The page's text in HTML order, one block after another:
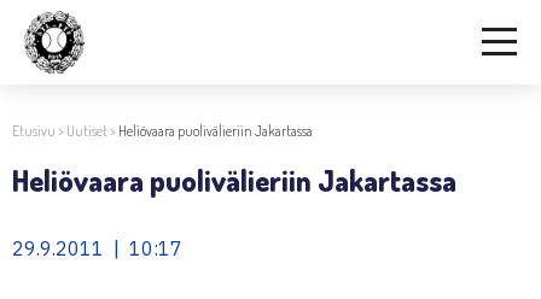
Etusivu > Uutiset> Heliövaara puolivälieriin Jakartassa
Heliövaara puolivälieriin Jakartassa
29.9.2011 | 10:17